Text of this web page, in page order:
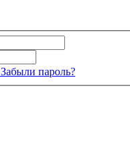
Забыли пароль?